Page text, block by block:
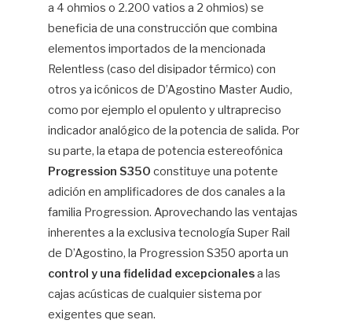
a 4 ohmios o 2.200 vatios a 2 ohmios) se
beneficia de una construcción que combina
elementos importados de la mencionada
Relentless (caso del disipador térmico) con
otros ya icónicos de D’Agostino Master Audio,
como por ejemplo el opulento y ultrapreciso
indicador analógico de la potencia de salida. Por
su parte, la etapa de potencia estereofónica
Progression S350 constituye una potente
adición en amplificadores de dos canales a la
familia Progression. Aprovechando las ventajas
inherentes a la exclusiva tecnología Super Rail
de D’Agostino, la Progression S350 aporta un
control y una fidelidad excepcionalesa las
cajas acústicas de cualquier sistema por
exigentes que sean.